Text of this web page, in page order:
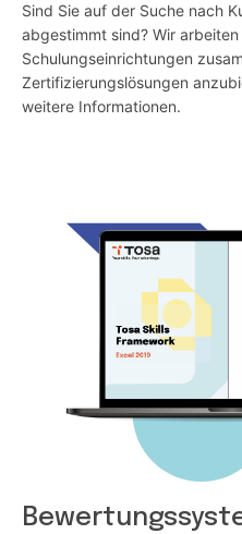
Sind Sie auf der Suche nach
abgestimmt sind? Wir
Schulungseinrichtungen
Zertifizierungslösungen
weitere Informationen.